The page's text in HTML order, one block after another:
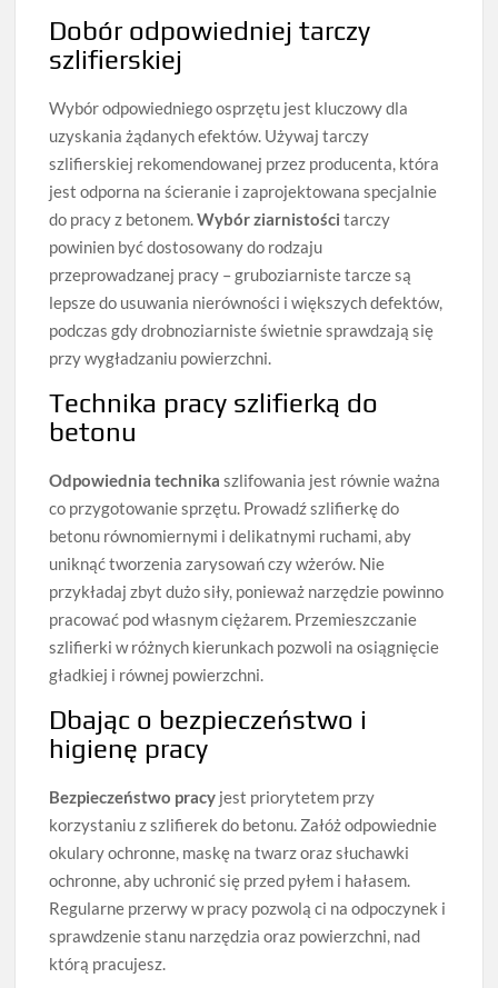
Dobór odpowiedniej tarczy
szlifierskiej
Wybór odpowiedniego osprzętu jest kluczowy dla
uzyskania żądanych efektów. Używaj tarczy
szlifierskiej rekomendowanej przez producenta, która
jest odporna na ścieranie i zaprojektowana specjalnie
do pracy z betonem.Wybór ziarnistości tarczy
powinien być dostosowany do rodzaju
przeprowadzanej pracy – gruboziarniste tarcze są
lepsze do usuwania nierówności i większych defektów,
podczas gdy drobnoziarniste świetnie sprawdzają się
przy wygładzaniu powierzchni.
Technika pracy szlifierką do
betonu
Odpowiednia technika szlifowania jest równie ważna
co przygotowanie sprzętu. Prowadź szlifierkę do
betonu równomiernymi i delikatnymi ruchami, aby
uniknąć tworzenia zarysowań czy wżerów. Nie
przykładaj zbyt dużo siły, ponieważ narzędzie powinno
pracować pod własnym ciężarem. Przemieszczanie
szlifierki w różnych kierunkach pozwoli na osiągnięcie
gładkiej i równej powierzchni.
Dbając o bezpieczeństwo i
higienę pracy
Bezpieczeństwo pracy jest priorytetem przy
korzystaniu z szlifierek do betonu. Załóż odpowiednie
okulary ochronne, maskę na twarz oraz słuchawki
ochronne, aby uchronić się przed pyłem i hałasem.
Regularne przerwy w pracy pozwolą ci na odpoczynek i
sprawdzenie stanu narzędzia oraz powierzchni, nad
którą pracujesz.